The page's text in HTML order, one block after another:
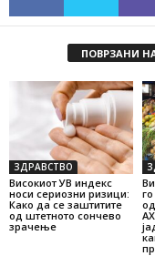
ПОВРЗАНИ
ЗДРАВСТВО
Високиот УВ индекс
носи сериозни ризици:
Како да се заштитите
од штетното сончево
зрачење